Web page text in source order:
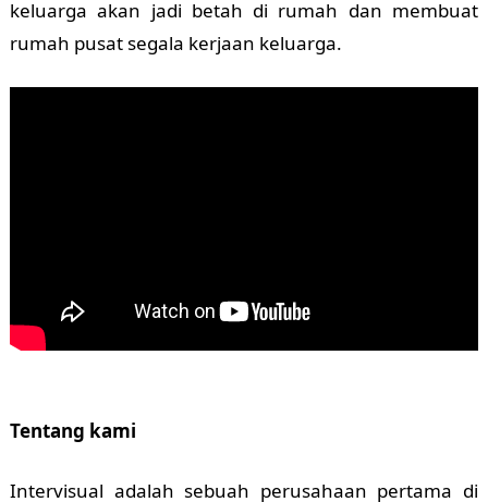
keluarga akan jadi betah di rumah dan membuat
rumah pusat segala kerjaan keluarga.
Tentang kami
Intervisual adalah sebuah perusahaan pertama di